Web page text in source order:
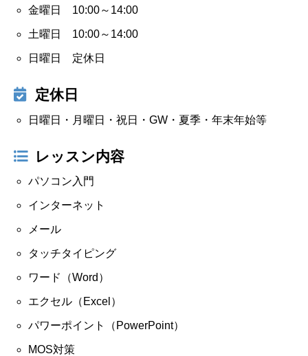
金曜日 10:00～14:00
土曜日 10:00～14:00
日曜日 定休日
定休日
日曜日・月曜日・祝日・GW・夏季・年末年始等
レッスン内容
パソコン入門
インターネット
メール
タッチタイピング
ワード（Word）
エクセル（Excel）
パワーポイント（PowerPoint）
MOS対策